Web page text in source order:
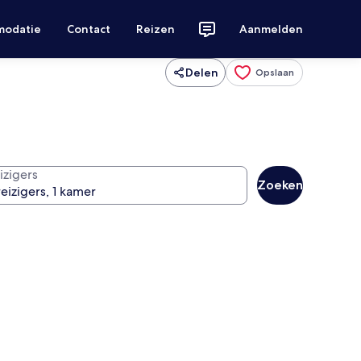
Contact Reizen Aanmelden
Delen Opslaan
Zoeken